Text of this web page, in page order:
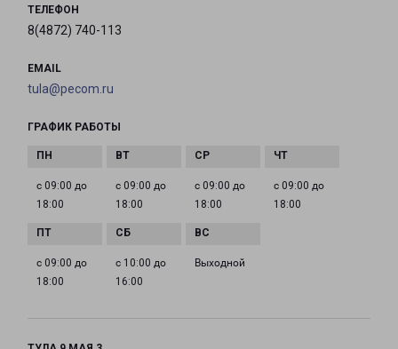
ТЕЛЕФОН
8(4872) 740-113
EMAIL
tula@pecom.ru
ГРАФИК РАБОТЫ
с 09:00 до
18:00
с 09:00 до
18:00
с 09:00 до
18:00
с 09:00 до
18:00
с 09:00 до
18:00
с 10:00 до
16:00
Выходной